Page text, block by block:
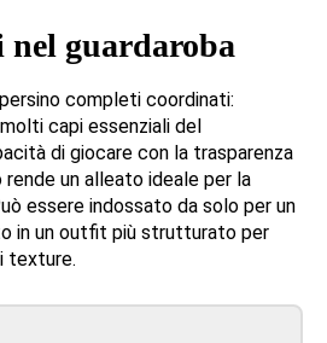
guardaroba
completi coordinati:
capi essenziali del
di giocare con la trasparenza
un alleato ideale per la
essere indossato da solo per un
in un outfit più strutturato per
texture.